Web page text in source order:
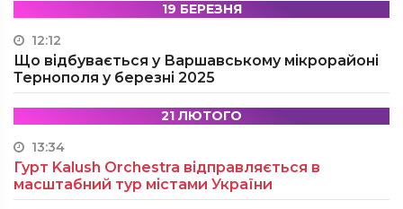
19 БЕРЕЗНЯ
12:12
Що відбувається у Варшавському мікрорайоні
Тернополя у березні 2025
21 ЛЮТОГО
13:34
Гурт Kalush Orchestra відправляється в
масштабний тур містами України